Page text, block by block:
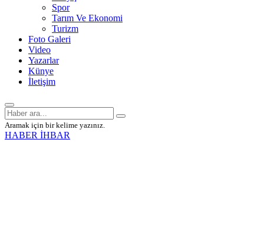
Spor
Tarım Ve Ekonomi
Turizm
Foto Galeri
Video
Yazarlar
Künye
İletişim
Aramak için bir kelime yazınız.
HABER İHBAR